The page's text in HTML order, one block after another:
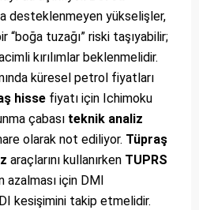
desteklenmeyen yükselişler,
“boğa tuzağı” riski taşıyabilir;
kırılımlar beklenmelidir.
küresel petrol fiyatları
hisse fiyatı için Ichimoku
çabası teknik analiz
olarak not ediliyor. Tüpraş
araçlarını kullanırken TUPRS
azalması için DMI
kesişimini takip etmelidir.